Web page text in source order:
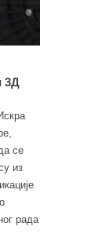
3Д
се
из
рада